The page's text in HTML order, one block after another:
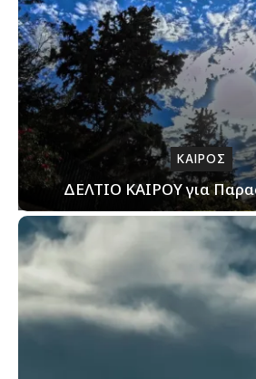
ΚΑΙΡΟΣ
ΔΕΛΤΙΟ ΚΑΙΡΟΥ για